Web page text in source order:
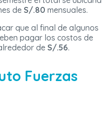
de S/.80 mensuales.
que al final de algunos
pagar los costos de
de S/.56.
Fuerzas